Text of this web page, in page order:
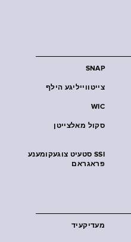
SNAP
צייטווייליגע הילף
WIC
סקול מאלצייטן
SSI סטעיט צוגעקומענע
פראגראם
מעדיקעיד